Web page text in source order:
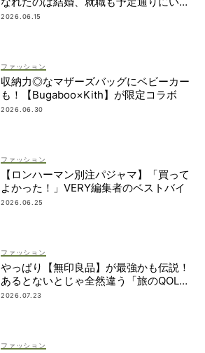
なかったから｜朝倉かすみさん
2026.06.15
ファッション
収納力◎なマザーズバッグにベビーカー
も！【Bugaboo×Kith】が限定コラボ
2026.06.30
ファッション
【ロンハーマン別注パジャマ】「買って
よかった！」VERY編集者のベストバイ
2026.06.25
ファッション
やっぱり【無印良品】が最強かも伝説！
あるとないとじゃ全然違う「旅のQOL爆
上げアイテム」
2026.07.23
ファッション